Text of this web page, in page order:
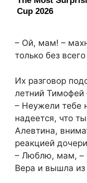
– Ой, мам! –
только без
Их разговор
летний
– Неужели тебе
надеется, что
Алевтина,
реакцией
– Люблю, мам, –
Вера и вышла